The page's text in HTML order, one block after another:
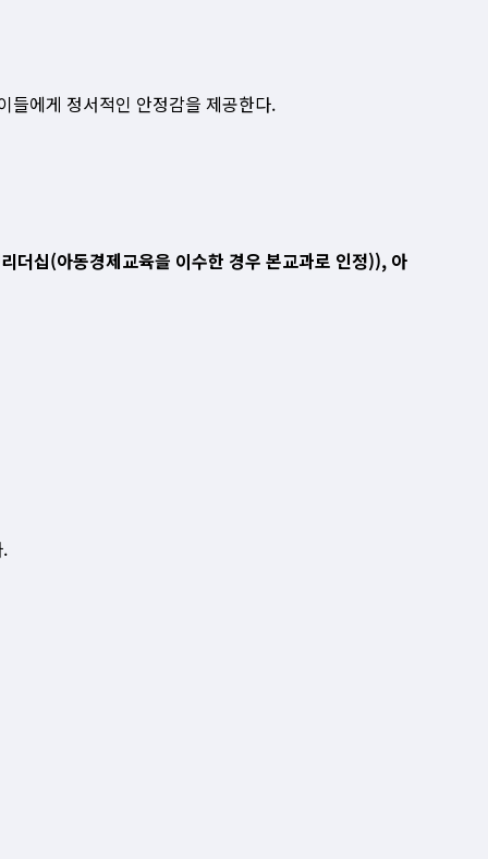
들에게 정서적인 안정감을 제공한다.
더십(아동경제교육을 이수한 경우 본교과로 인정)), 아